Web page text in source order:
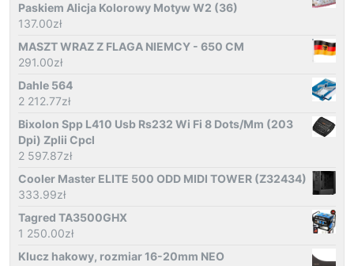
Paskiem Alicja Kolorowy Motyw W2 (36)
137.00zł
MASZT WRAZ Z FLAGA NIEMCY - 650 CM
291.00zł
Dahle 564
2 212.77zł
Bixolon Spp L410 Usb Rs232 Wi Fi 8 Dots/Mm (203
Dpi) Zplii Cpcl
2 597.87zł
Cooler Master ELITE 500 ODD MIDI TOWER (Z32434)
333.99zł
Tagred TA3500GHX
1 250.00zł
Klucz hakowy, rozmiar 16-20mm NEO